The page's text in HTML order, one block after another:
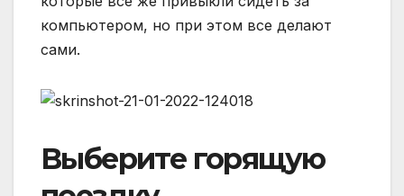
компьютером, но при этом все делают
сами.
Выберите горящую